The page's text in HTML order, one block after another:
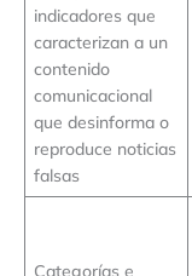
indicadores que
caracterizan a un
contenido
comunicacional
que desinforma o
reproduce noticias
falsas
Categorías e